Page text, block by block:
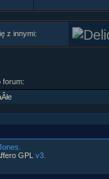
z innymi:
forum:
GPL v3.